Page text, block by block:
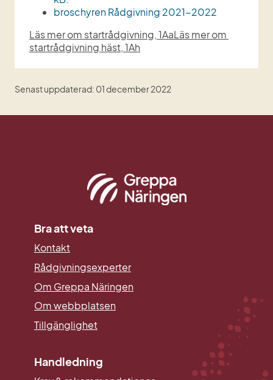
broschyren Rådgivning 2021-2022
Läs mer om startrådgivning, 1AaLäs mer om
startrådgivning häst, 1Ah
Senast uppdaterad: 01 december 2022
Bra att veta
Kontakt
Rådgivningsexperter
Om Greppa Näringen
Om webbplatsen
Tillgänglighet
Handledning